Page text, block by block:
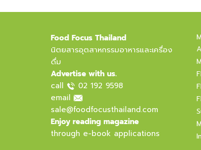
Food Focus Thailand
นิตยสารอุตสาหกรรมอาหารและเครื่อง
ดื่ม
Advertise with us.
call
02 192 9598
email
sale@foodfocusthailand.com
Enjoy reading magazine
through e-book applications